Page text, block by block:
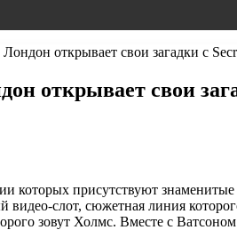
открывает свои загадки с
открывает свои
которых присутствуют
видео-слот, сюжетная линия
зовут Холмс. Вместе с Ватсоном